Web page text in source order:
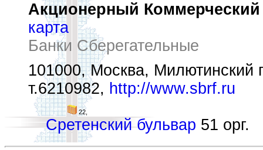
Акционерный
карта
Банки Сберегательные
101000, Москва, Милютинский
т.6210982, http://www.sbrf.ru
22,
Сретенский бульвар 51 орг.